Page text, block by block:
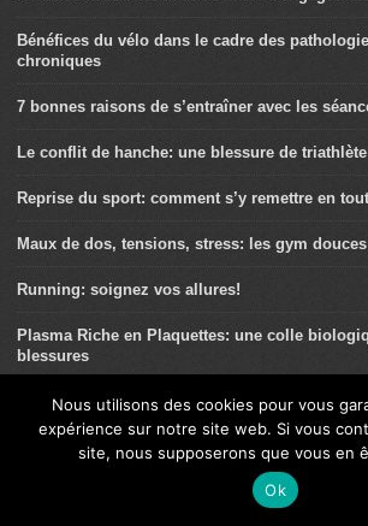
Bénéfices du vélo dans le cadre des
chroniques
7 bonnes raisons de s’entraîner avec les
Le conflit de hanche: une blessure de triathlète
Reprise du sport: comment s’y remettre en
Maux de dos, tensions, stress: les gym
Running: soignez vos allures!
Plasma Riche en Plaquettes: une colle
blessures
Home-trainer: des fractionnés incontournables
Pancakes saveur chocolat ou vanille
Nos conseils pour pratiquer le triathlon en cas
Nous utilisons des cookies pour vous
expérience sur notre site web. Si vous
site, nous supposerons que vous en
Ok